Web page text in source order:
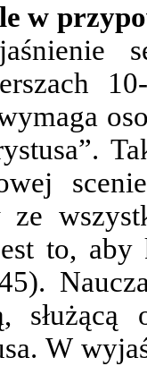
w
ze
to, aby
służącą
W